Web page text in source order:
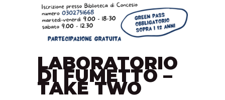
LABORATORIO
DI FUMETTO –
TAKE TWO